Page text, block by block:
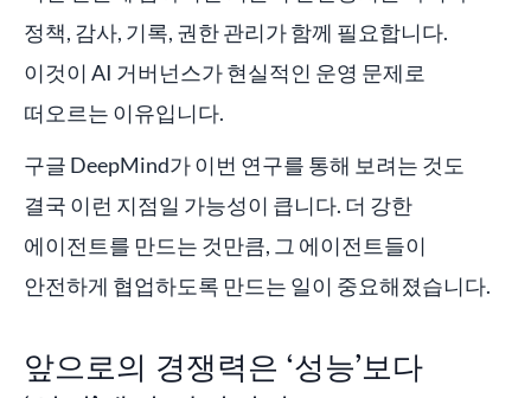
정책, 감사, 기록, 권한 관리가 함께 필요합니다.
이것이 AI 거버넌스가 현실적인 운영 문제로
떠오르는 이유입니다.
구글 DeepMind가 이번 연구를 통해 보려는 것도
결국 이런 지점일 가능성이 큽니다. 더 강한
에이전트를 만드는 것만큼, 그 에이전트들이
안전하게 협업하도록 만드는 일이 중요해졌습니다.
앞으로의 경쟁력은 ‘성능’보다